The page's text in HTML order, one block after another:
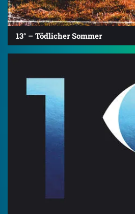
13° – Tödlicher Sommer